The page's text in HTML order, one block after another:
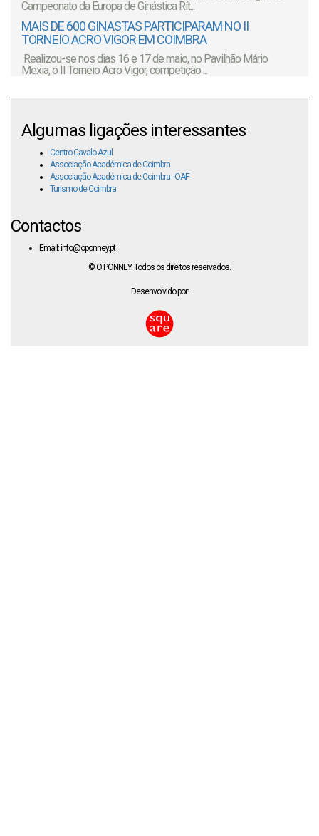
Campeonato da Europa de Ginástica Rít...
MAIS DE 600 GINASTAS PARTICIPARAM NO II
TORNEIO ACRO VIGOR EM COIMBRA
Realizou-se nos dias 16 e 17 de maio, no Pavilhão Mário
Mexia, o II Torneio Acro Vigor, competição ...
Algumas ligações interessantes
Centro Cavalo Azul
Associação Académica de Coimbra
Associação Académica de Coimbra - OAF
Turismo de Coimbra
Contactos
Email: info@oponney.pt
© O PONNEY. Todos os direitos reservados.
Desenvolvido por: